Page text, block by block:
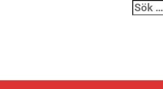
Sök
efter: